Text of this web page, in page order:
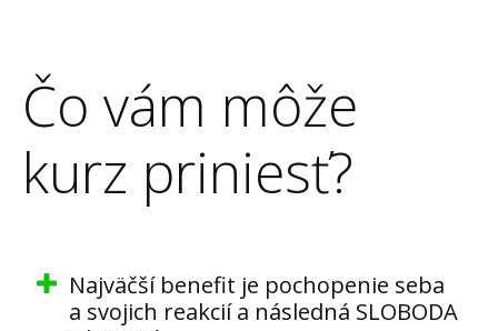
Čo vám môže
kurz priniesť?
Najväčší benefit je pochopenie seba
a svojich reakcií a následná SLOBODA